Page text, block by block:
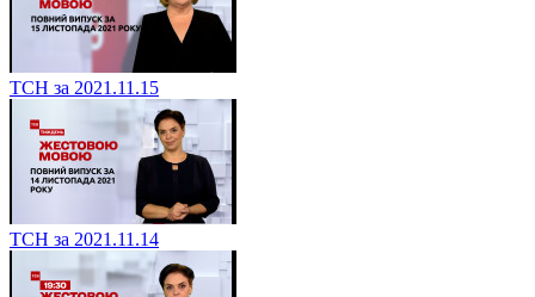
ТСН за 2021.11.15
ТСН за 2021.11.14